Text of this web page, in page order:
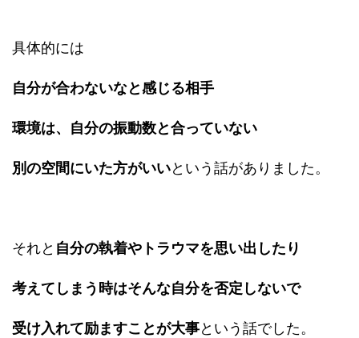
具体的には
自分が合わないなと感じる相手
環境は、自分の振動数と合っていない
別の空間にいた方がいいという話がありました。
それと 自分の執着や トラウマを思い出したり
考えてしまう時はそんな自分を否定しないで
受け入れて励ますことが大事という話でした。